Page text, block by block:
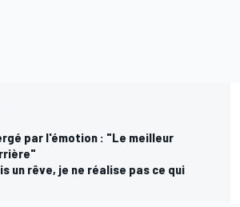
par l'émotion : "Le meilleur
un rêve, je ne réalise pas ce qui